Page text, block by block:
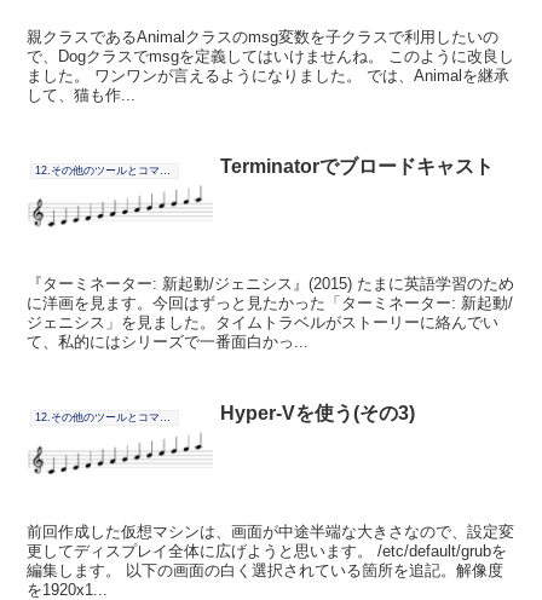
親クラスであるAnimalクラスのmsg変数を子クラスで利用したいの
で、Dogクラスでmsgを定義してはいけませんね。 このように改良し
ました。 ワンワンが言えるようになりました。 では、Animalを継承
して、猫も作...
Terminatorでブロードキャスト
『ターミネーター: 新起動/ジェニシス』(2015) たまに英語学習のため
に洋画を見ます。今回はずっと見たかった「ターミネーター: 新起動/
ジェニシス」を見ました。タイムトラベルがストーリーに絡んでい
て、私的にはシリーズで一番面白かっ...
12.その他のツールとコマンドの連携 Hyper-Vを使う(その3)
前回作成した仮想マシンは、画面が中途半端な大きさなので、設定変
更してディスプレイ全体に広げようと思います。 /etc/default/grubを
編集します。 以下の画面の白く選択されている箇所を追記。解像度
を1920x1...